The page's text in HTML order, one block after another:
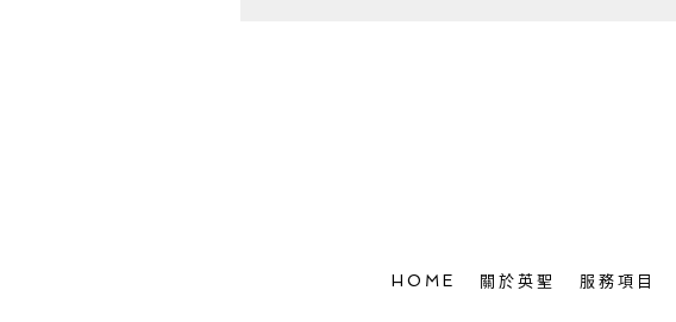
HOME 關於英聖 服務項目